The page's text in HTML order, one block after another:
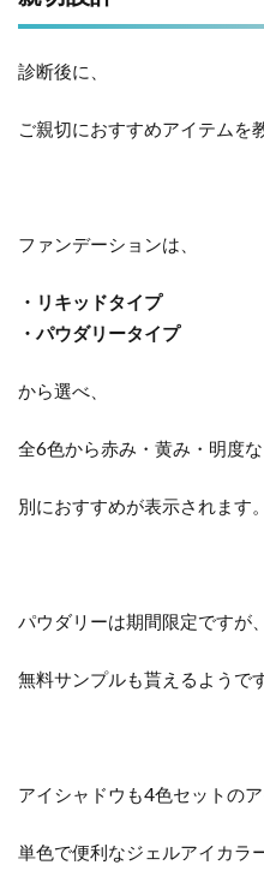
診断後に、
ご親切におすすめアイテムを
ファンデーションは、
・リキッドタイプ
・パウダリータイプ
から選べ、
全6色から赤み・黄み・明度な
別におすすめが表示されます。
パウダリーは期間限定ですが、
無料サンプルも貰えるようです
アイシャドウも4色セットの
単色で便利なジェルアイカラ